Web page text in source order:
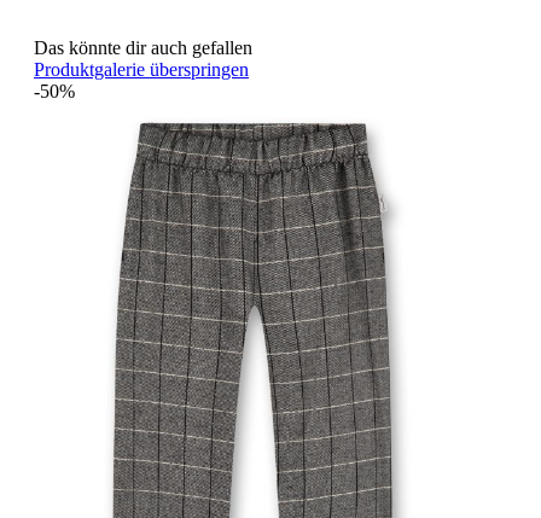
Das könnte dir auch gefallen
Produktgalerie überspringen
-50%